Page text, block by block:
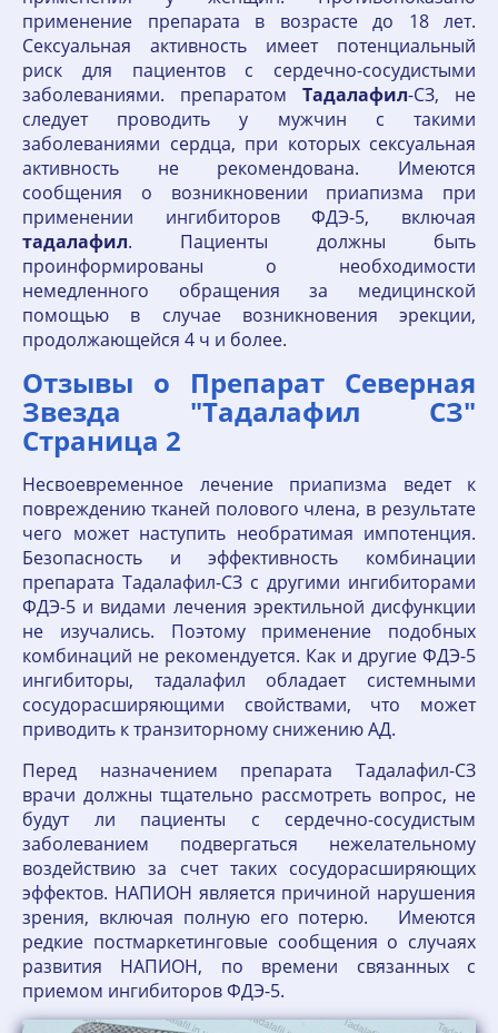
применение препарата в возрасте до 18 лет.
Сексуальная активность имеет потенциальный
риск для пациентов с сердечно-сосудистыми
заболеваниями. препаратом Тадалафил-СЗ, не
следует проводить у мужчин с такими
заболеваниями сердца, при которых сексуальная
активность не рекомендована. Имеются
сообщения о возникновении приапизма при
применении ингибиторов ФДЭ-5, включая
тадалафил. Пациенты должны быть
проинформированы о необходимости
немедленного обращения за медицинской
помощью в случае возникновения эрекции,
продолжающейся 4 ч и более.
Отзывы о Препарат Северная
Звезда "Тадалафил СЗ"
Страница 2
Несвоевременное лечение приапизма ведет к
повреждению тканей полового члена, в результате
чего может наступить необратимая импотенция.
Безопасность и эффективность комбинации
препарата Тадалафил-СЗ с другими ингибиторами
ФДЭ-5 и видами лечения эректильной дисфункции
не изучались. Поэтому применение подобных
комбинаций не рекомендуется. Как и другие ФДЭ-5
ингибиторы, тадалафил обладает системными
сосудорасширяющими свойствами, что может
приводить к транзиторному снижению АД.
Перед назначением препарата Тадалафил-СЗ
врачи должны тщательно рассмотреть вопрос, не
будут ли пациенты с сердечно-сосудистым
заболеванием подвергаться нежелательному
воздействию за счет таких сосудорасширяющих
эффектов. НАПИОН является причиной нарушения
зрения, включая полную его потерю. Имеются
редкие постмаркетинговые сообщения о случаях
развития НАПИОН, по времени связанных с
приемом ингибиторов ФДЭ-5.